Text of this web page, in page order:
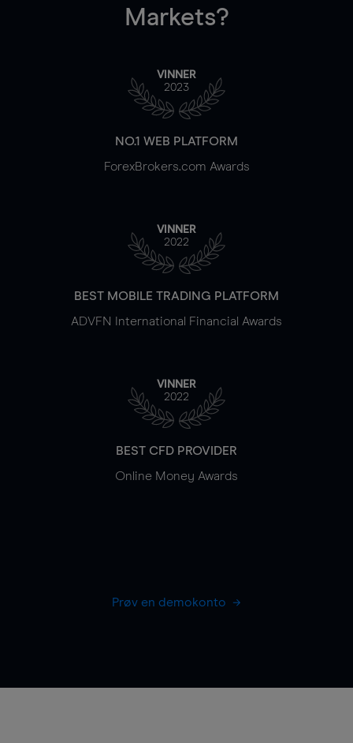
Markets?
VINNER
2023
NO.1 WEB PLATFORM
ForexBrokers.com Awards
VINNER
2022
BEST MOBILE TRADING PLATFORM
ADVFN International Financial Awards
VINNER
2022
BEST CFD PROVIDER
Online Money Awards
Prøv en demokonto